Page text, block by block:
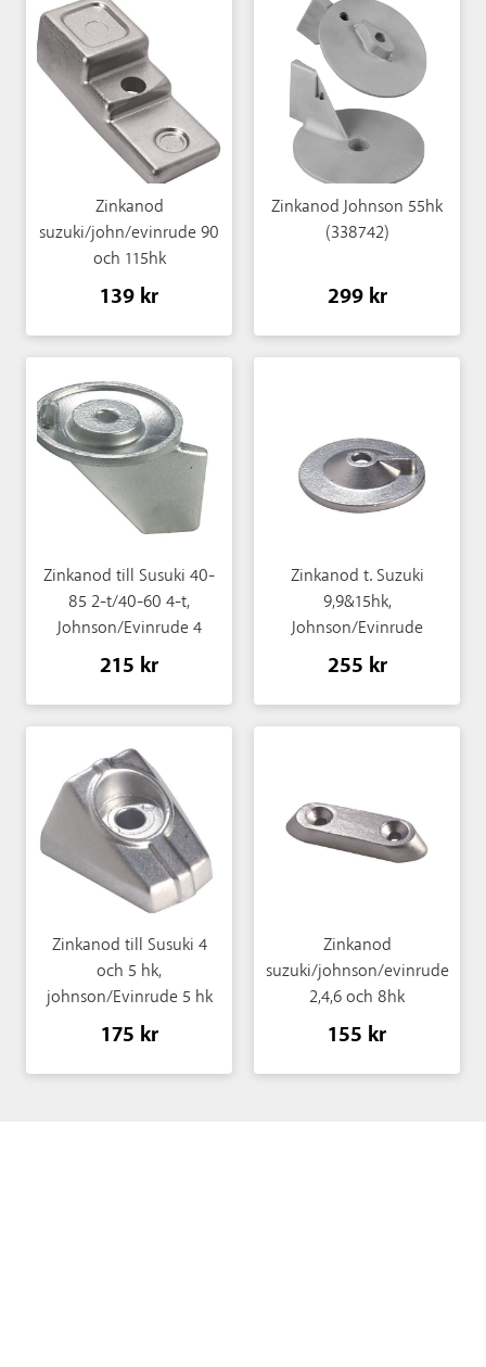
Zinkanod
suzuki/john/evinrude 90
och 115hk
139 kr
Zinkanod Johnson 55hk
(338742)
299 kr
Zinkanod till Susuki 40-
85 2-t/40-60 4-t,
Johnson/Evinrude 4
215 kr
Zinkanod t. Suzuki
9,9&15hk,
Johnson/Evinrude
9,9&15hk 4-t
255 kr
Zinkanod till Susuki 4
och 5 hk,
johnson/Evinrude 5 hk
175 kr
Zinkanod
suzuki/johnson/evinrude
2,4,6 och 8hk
155 kr